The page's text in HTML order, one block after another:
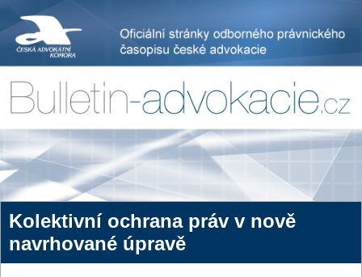
Kolektivní ochrana práv v nově
navrhované úpravě